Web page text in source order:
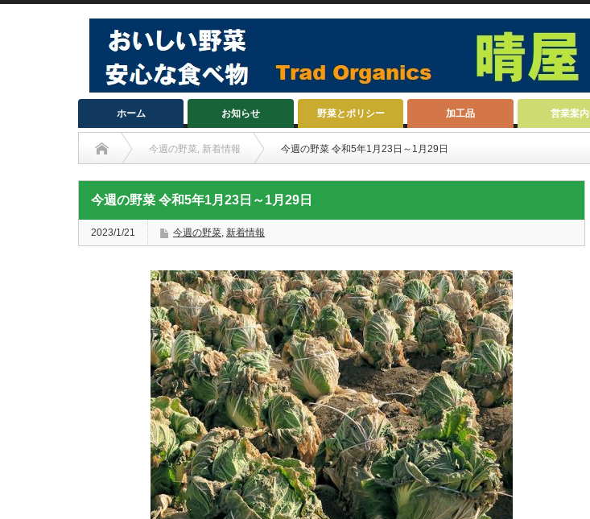
ホーム お知らせ 野菜とポリシー 加工品 営業案内
今週の野菜, 新着情報 今週の野菜 令和5年1月23日～1月29日
今週の野菜 令和5年1月23日～1月29日
2023/1/21 今週の野菜, 新着情報